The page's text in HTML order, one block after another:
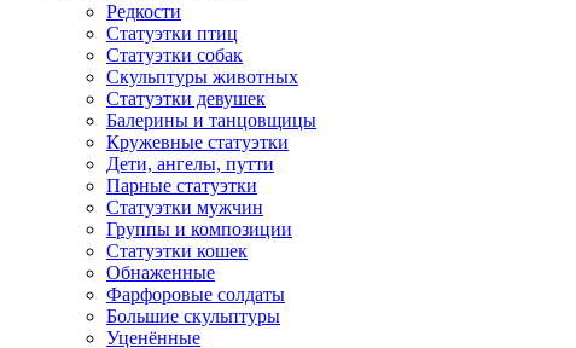
Редкости
Cтатуэтки птиц
Cтатуэтки собак
Скульптуры животных
Статуэтки девушек
Балерины и танцовщицы
Кружевные статуэтки
Дети, ангелы, путти
Парные статуэтки
Статуэтки мужчин
Группы и композиции
Статуэтки кошек
Обнаженные
Фарфоровые солдаты
Большие скульптуры
Уценённые